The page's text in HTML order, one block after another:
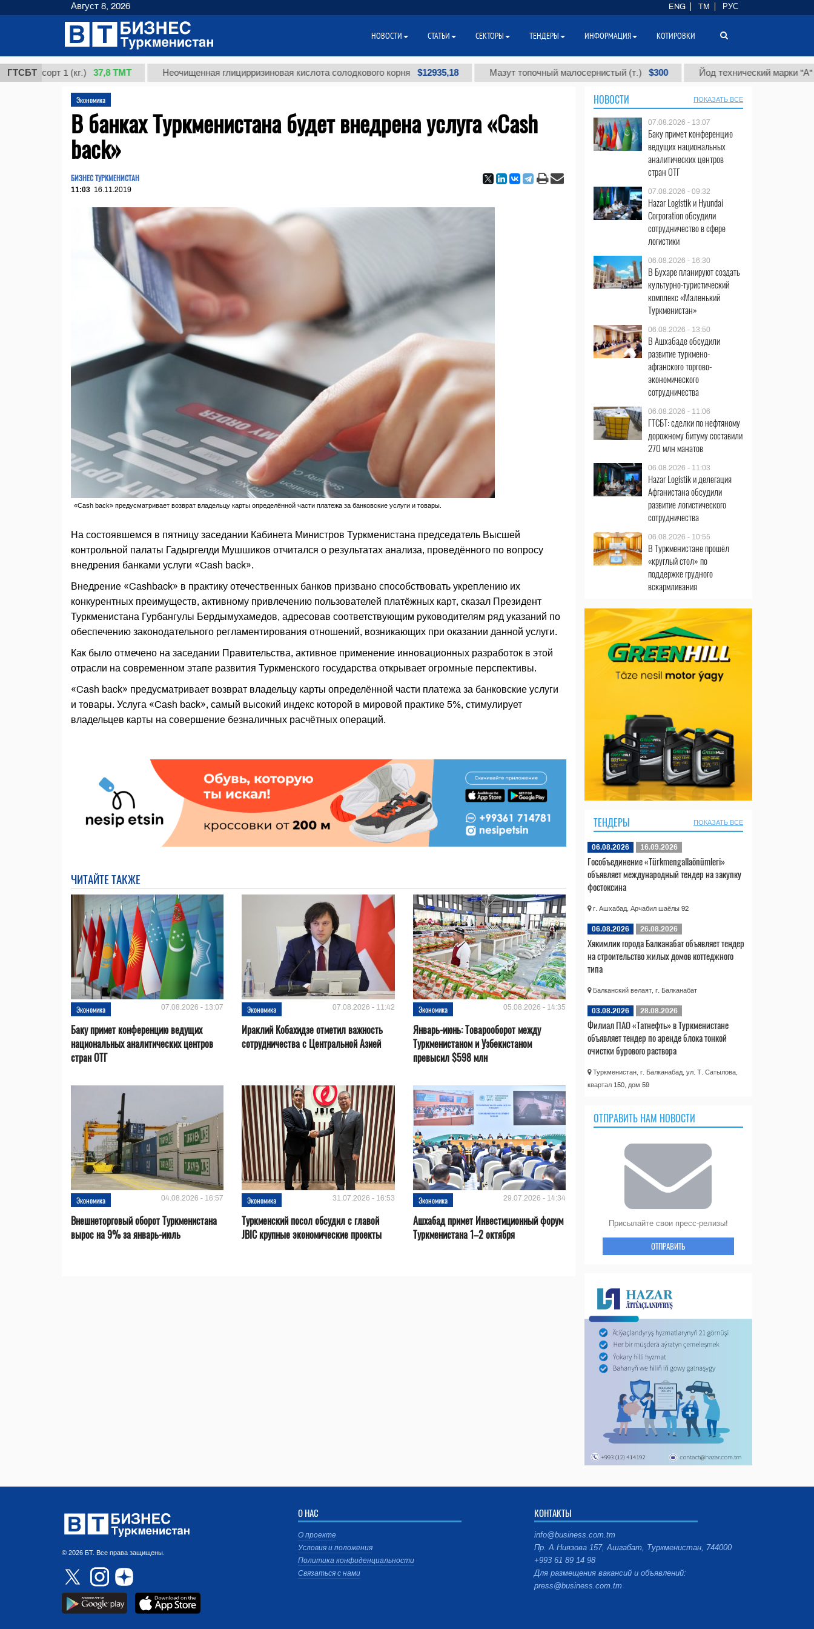
ГТСБТ
сорт 1 (кг.) 37,8 ТМТ Неочищенная глицирризиновая кислота солодкового корня $12935,18 Мазут топочный малосернистый (т.) $300 Йод технический марки "А" (т.)
Экономика
В банках Туркменистана будет внедрена услуга «Cash
back»
БИЗНЕС ТУРКМЕНИСТАН
11:03 16.11.2019
«Cash back» предусматривает возврат владельцу карты определённой части платежа за банковские услуги и товары.
На состоявшемся в пятницу заседании Кабинета Министров Туркменистана председатель Высшей
контрольной палаты Гадыргелди Мушшиков отчитался о результатах анализа, проведённого по вопросу
внедрения банками услуги «Cash back».
Внедрение «Cashback» в практику отечественных банков призвано способствовать укреплению их
конкурентных преимуществ, активному привлечению пользователей платёжных карт, сказал Президент
Туркменистана Гурбангулы Бердымухамедов, адресовав соответствующим руководителям ряд указаний по
обеспечению законодательного регламентирования отношений, возникающих при оказании данной услуги.
Как было отмечено на заседании Правительства, активное применение инновационных разработок в этой
отрасли на современном этапе развития Туркменского государства открывает огромные перспективы.
«Cash back» предусматривает возврат владельцу карты определённой части платежа за банковские услуги
и товары. Услуга «Cash back», самый высокий индекс которой в мировой практике 5%, стимулирует
владельцев карты на совершение безналичных расчётных операций.
ЧИТАЙТЕ ТАКЖЕ
Экономика 07.08.2026 - 13:07
Баку примет конференцию ведущих
национальных аналитических центров
стран ОТГ
Экономика 07.08.2026 - 11:42
Ираклий Кобахидзе отметил важность
сотрудничества с Центральной Азией
Экономика 05.08.2026 - 14:35
Январь-июнь: Товарооборот между
Туркменистаном и Узбекистаном
превысил $598 млн
Экономика 04.08.2026 - 16:57
Внешнеторговый оборот Туркменистана
вырос на 9% за январь-июль
Экономика 31.07.2026 - 16:53
Туркменский посол обсудил с главой
JBIC крупные экономические проекты
Экономика 29.07.2026 - 14:34
Ашхабад примет Инвестиционный форум
Туркменистана 1–2 октября
НОВОСТИ ПОКАЗАТЬ ВСЕ
07.08.2026 - 13:07
Баку примет конференцию
ведущих национальных
аналитических центров
стран ОТГ
07.08.2026 - 09:32
Hazar Logistik и Hyundai
Corporation обсудили
сотрудничество в сфере
логистики
06.08.2026 - 16:30
В Бухаре планируют создать
культурно-туристический
комплекс «Маленький
Туркменистан»
06.08.2026 - 13:50
В Ашхабаде обсудили
развитие туркмено-
афганского торгово-
экономического
сотрудничества
06.08.2026 - 11:06
ГТСБТ: сделки по нефтяному
дорожному битуму составили
270 млн манатов
06.08.2026 - 11:03
Hazar Logistik и делегация
Афганистана обсудили
развитие логистического
сотрудничества
06.08.2026 - 10:55
В Туркменистане прошёл
«круглый стол» по
поддержке грудного
вскармливания
ТЕНДЕРЫ ПОКАЗАТЬ ВСЕ
06.08.2026 16.09.2026
Гособъединение «Türkmengallaönümleri»
объявляет международный тендер на закупку
фостоксина
г. Ашхабад, Арчабил шаёлы 92
06.08.2026 26.08.2026
Хякимлик города Балканабат объявляет тендер
на строительство жилых домов коттеджного
типа
Балканский велаят, г. Балканабат
03.08.2026 28.08.2026
Филиал ПАО «Татнефть» в Туркменистане
объявляет тендер по аренде блока тонкой
очистки бурового раствора
Туркменистан, г. Балканабад, ул. Т. Сатылова,
квартал 150, дом 59
ОТПРАВИТЬ НАМ НОВОСТИ
Присылайте свои пресс-релизы!
ОТПРАВИТЬ
© 2026 БТ. Все права защищены.
О НАС
О проекте
Условия и положения
Политика конфиденциальности
Связаться с нами
КОНТАКТЫ
info@business.com.tm
Пр. А.Ниязова 157, Ашгабат, Туркменистан, 744000
+993 61 89 14 98
Для размещения вакансий и объявлений:
press@business.com.tm
Август 8, 2026 ENG TM РУС
НОВОСТИ СТАТЬИ СЕКТОРЫ ТЕНДЕРЫ ИНФОРМАЦИЯ КОТИРОВКИ